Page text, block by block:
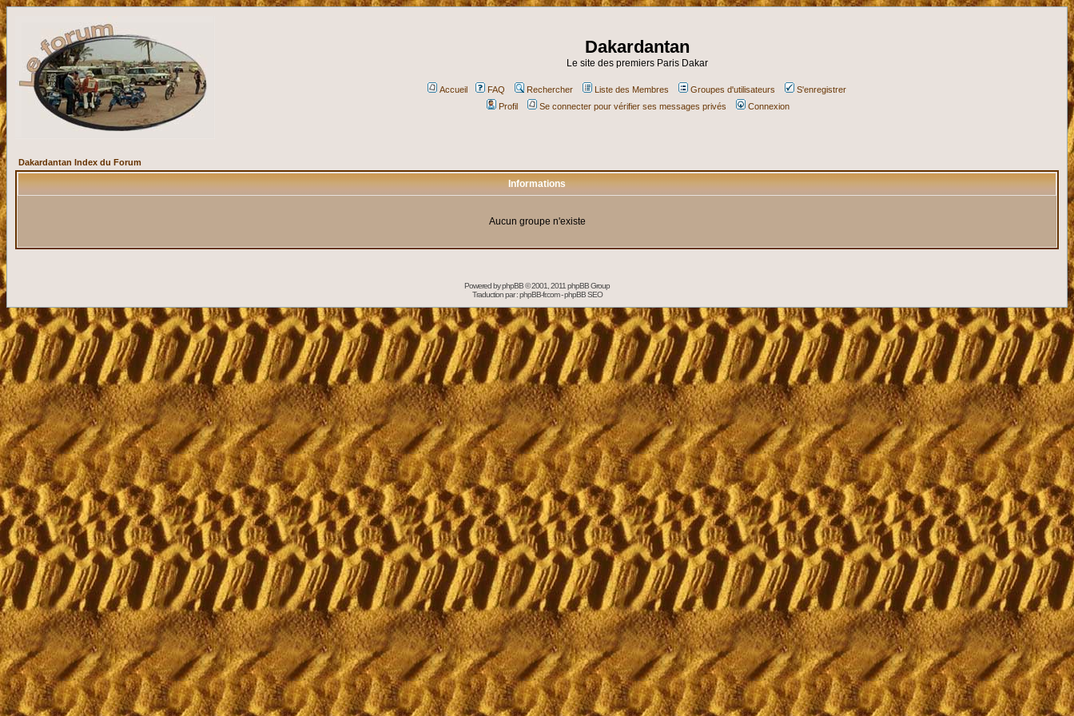
Dakardantan
Le site des premiers Paris Dakar
Accueil FAQ Rechercher Liste des Membres Groupes d'utilisateurs
S'enregistrer
Profil
Se connecter pour vérifier ses messages privés Connexion
Dakardantan Index du Forum
Informations
Aucun groupe n'existe
Powered byphpBB© 2001, 2011 phpBB Group
Traduction par :phpBB-fr.com-phpBB SEO